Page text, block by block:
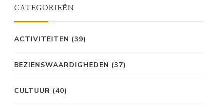
CATEGORIEËN
ACTIVITEITEN (39)
BEZIENSWAARDIGHEDEN (37)
CULTUUR (40)